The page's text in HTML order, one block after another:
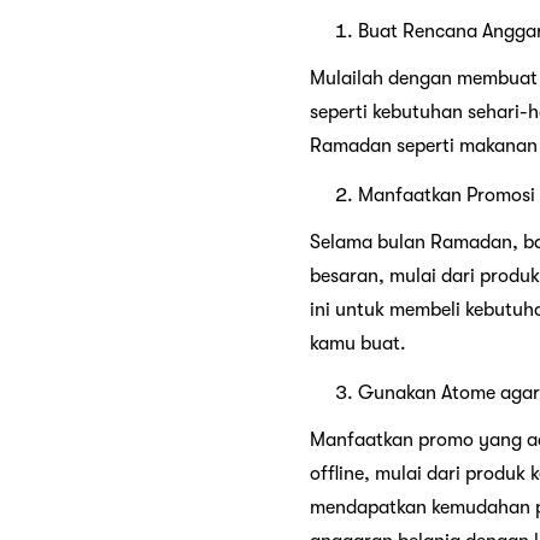
Buat Rencana
Mulailah dengan
seperti kebutuhan sehari-
Ramadan seperti
Manfaatkan Promosi
Selama bulan Ramadan,
besaran, mulai dari
ini untuk membeli
kamu buat.
Gunakan Atome
Manfaatkan promo yang
offline, mulai dari produk
mendapatkan